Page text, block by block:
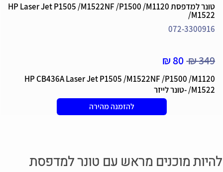
טונר למדפסת HP Laser Jet P1505 /M1522NF /P1500 /M1120
/M1522
072-3300916
349 ₪
80 ₪
HP CB436A Laser Jet P1505 /M1522NF /P1500 /M1120
/M1522 -טונר לייזר
להזמנה מהירה
להיות מוכנים מראש עם טונר למדפסת